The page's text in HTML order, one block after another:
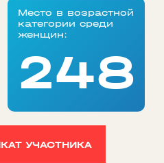
Место в возрастной
категории среди
женщин:
248
УЧАСТНИКА